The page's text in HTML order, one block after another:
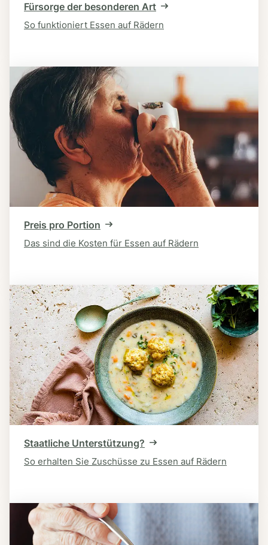
Fürsorge der besonderen Art
So funktioniert Essen auf Rädern
Preis pro Portion
Das sind die Kosten für Essen auf Rädern
Staatliche Unterstützung?
So erhalten Sie Zuschüsse zu Essen auf Rädern